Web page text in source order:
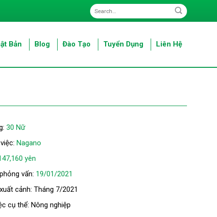
Bản Blog Đào Tạo Tuyển Dụng Liên Hệ
30 Nữ
Nagano
yên
vấn: 19/01/2021
cảnh: Tháng 7/2021
cụ thể: Nông nghiệp